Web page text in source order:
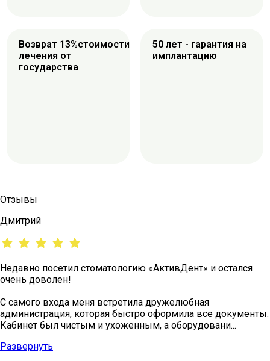
Возврат 13%стоимости
лечения от
государства
50 лет - гарантия на
имплантацию
Отзывы
Дмитрий
Недавно посетил стоматологию «АктивДент» и остался
очень доволен!
С самого входа меня встретила дружелюбная
администрация, которая быстро оформила все документы.
Кабинет был чистым и ухоженным, а оборудовани...
Развернуть